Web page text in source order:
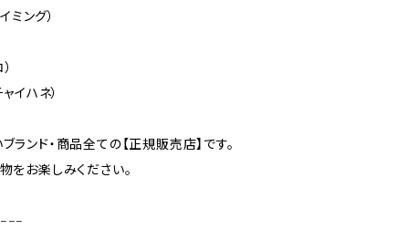
ング）
イハネ）
ランド・商品全ての【正規販売店】です。
をお楽しみください。